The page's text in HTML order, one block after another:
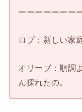
ーーーーーーー
ロブ：新しい家
オリーブ：順調
ん採れたの。